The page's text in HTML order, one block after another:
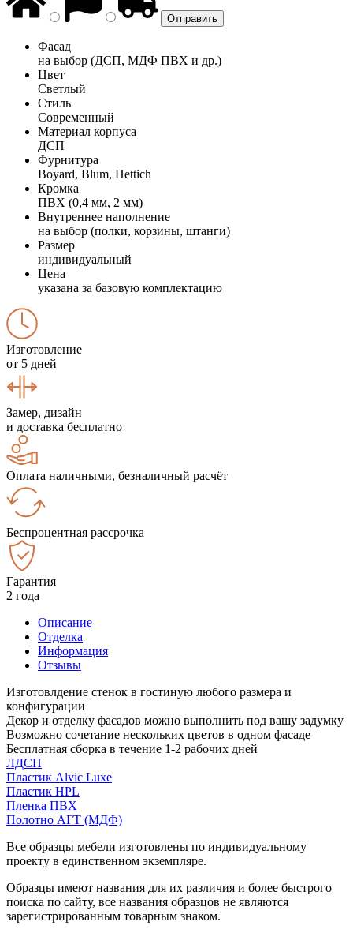
Фасад
на выбор (ДСП, МДФ ПВХ и др.)
Цвет
Светлый
Стиль
Современный
Материал корпуса
ДСП
Фурнитура
Boyard, Blum, Hettich
Кромка
ПВХ (0,4 мм, 2 мм)
Внутреннее наполнение
на выбор (полки, корзины, штанги)
Размер
индивидуальный
Цена
указана за базовую комплектацию
Изготовление
от 5 дней
Замер, дизайн
и доставка бесплатно
Оплата наличными, безналичный расчёт
Беспроцентная рассрочка
Гарантия
2 года
Описание
Отделка
Информация
Отзывы
Изготовлдение стенок в гостиную любого размера и
конфигурации
Декор и отделку фасадов можно выполнить под вашу задумку
Возможно сочетание нескольких цветов в одном фасаде
Бесплатная сборка в течение 1-2 рабочих дней
ЛДСП
Пластик Alvic Luxe
Пластик HPL
Пленка ПВХ
Полотно АГТ (МДФ)
Все образцы мебели изготовлены по индивидуальному
проекту в единственном экземпляре.
Образцы имеют названия для их различия и более быстрого
поиска по сайту, все названия образцов не являются
зарегистрированным товарным знаком.